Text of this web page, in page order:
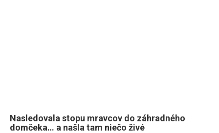
Nasledovala stopu mravcov do záhradného
domčeka… a našla tam niečo živé